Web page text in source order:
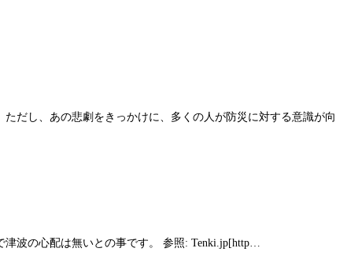
だし、あの悲劇をきっかけに、多くの人が防災に対する意識が向
波の心配は無いとの事です。 参照: Tenki.jp[http…